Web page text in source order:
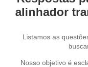
alinhador
Listamos as
Nosso objetivo é